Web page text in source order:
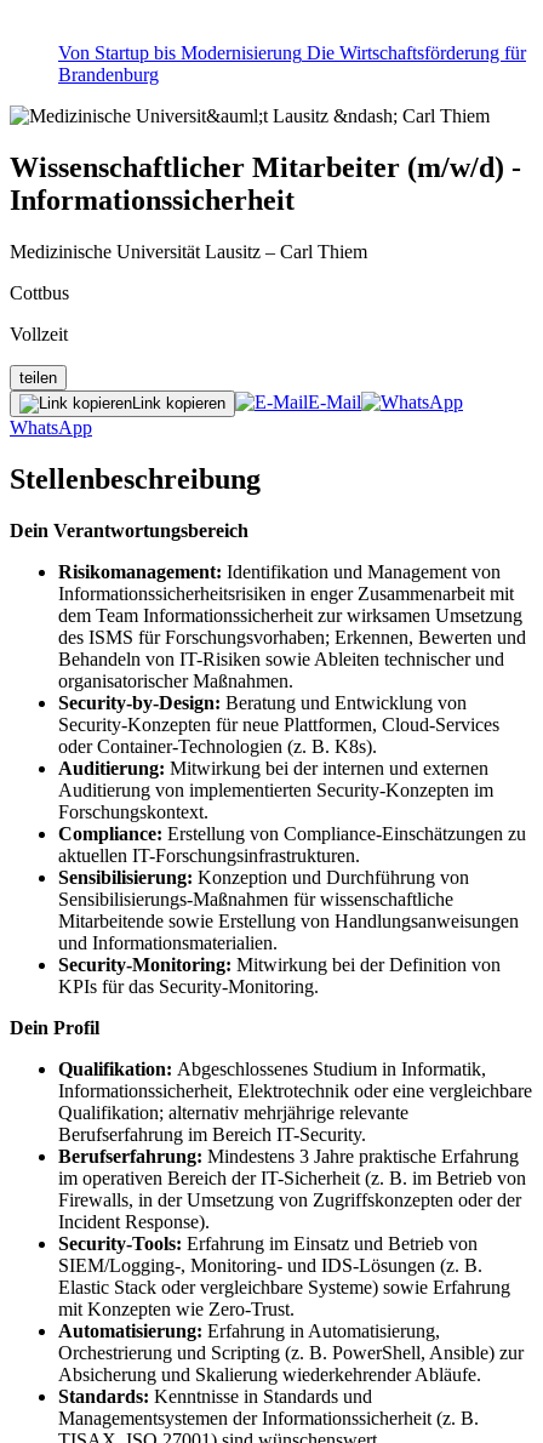
Von Startup bis Modernisierung Die Wirtschaftsförderung für
Brandenburg
Wissenschaftlicher Mitarbeiter (m/w/d) -
Informationssicherheit
Medizinische Universität Lausitz – Carl Thiem
Cottbus
Vollzeit
teilen
Link kopieren
E-Mail
WhatsApp
Stellenbeschreibung
Dein Verantwortungsbereich
Risikomanagement: Identifikation und Management von
Informationssicherheitsrisiken in enger Zusammenarbeit mit
dem Team Informationssicherheit zur wirksamen Umsetzung
des ISMS für Forschungsvorhaben; Erkennen, Bewerten und
Behandeln von IT-Risiken sowie Ableiten technischer und
organisatorischer Maßnahmen.
Security-by-Design: Beratung und Entwicklung von
Security-Konzepten für neue Plattformen, Cloud-Services
oder Container-Technologien (z. B. K8s).
Auditierung: Mitwirkung bei der internen und externen
Auditierung von implementierten Security-Konzepten im
Forschungskontext.
Compliance: Erstellung von Compliance-Einschätzungen zu
aktuellen IT-Forschungsinfrastrukturen.
Sensibilisierung: Konzeption und Durchführung von
Sensibilisierungs-Maßnahmen für wissenschaftliche
Mitarbeitende sowie Erstellung von Handlungsanweisungen
und Informationsmaterialien.
Security-Monitoring: Mitwirkung bei der Definition von
KPIs für das Security-Monitoring.
Dein Profil
Qualifikation: Abgeschlossenes Studium in Informatik,
Informationssicherheit, Elektrotechnik oder eine vergleichbare
Qualifikation; alternativ mehrjährige relevante
Berufserfahrung im Bereich IT-Security.
Berufserfahrung: Mindestens 3 Jahre praktische Erfahrung
im operativen Bereich der IT-Sicherheit (z. B. im Betrieb von
Firewalls, in der Umsetzung von Zugriffskonzepten oder der
Incident Response).
Security-Tools: Erfahrung im Einsatz und Betrieb von
SIEM/Logging-, Monitoring- und IDS-Lösungen (z. B.
Elastic Stack oder vergleichbare Systeme) sowie Erfahrung
mit Konzepten wie Zero-Trust.
Automatisierung: Erfahrung in Automatisierung,
Orchestrierung und Scripting (z. B. PowerShell, Ansible) zur
Absicherung und Skalierung wiederkehrender Abläufe.
Standards: Kenntnisse in Standards und
Managementsystemen der Informationssicherheit (z. B.